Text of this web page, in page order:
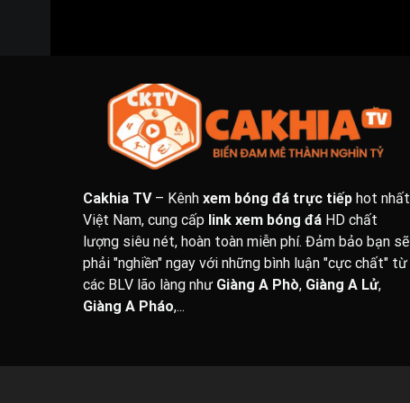
Cakhia TV– Kênh xem bóng đá trực tiếp hot nhất
Việt Nam, cung cấp link xem bóng đá HD chất
lượng siêu nét, hoàn toàn miễn phí. Đảm bảo bạn sẽ
phải "nghiền" ngay với những bình luận "cực chất" từ
các BLV lão làng như Giàng A Phò, Giàng A Lử,
Giàng A Pháo,...